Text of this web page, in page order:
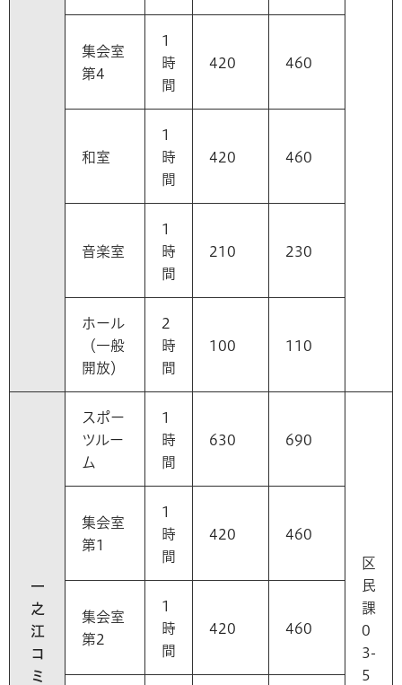
集会室
第4
1
時
間
420 460
和室
1
時
間
420 460
音楽室
1
時
間
210 230
ホール
（一般
開放）
2
時
間
100 110
一
之
江
コ
ミ
スポー
ツルー
ム
1
時
間
630 690
区
民
課
0
3-
5
集会室
第1
1
時
間
420 460
集会室
第2
1
時
間
420 460